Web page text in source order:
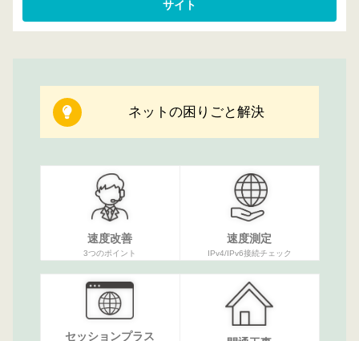
ネットの困りごと解決
速度改善
3つのポイント
速度測定
IPv4/IPv6接続チェック
セッションプラス